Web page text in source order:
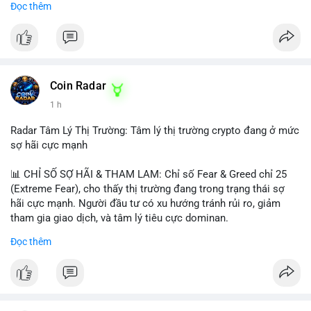
Lời khuyên ngắn gọn cho nhà đầu tư nhỏ lẻ:
Tránh hành động theo cảm xúc; hãy chờ xác nhận hướng đi của
khoản mỏng.
#theodoidongtien
#jpyc #cryptonews
$btc $eth
📰 Nguồn: CoinDesk
Đọc thêm
Coin Radar
1 h
Radar Tâm Lý Thị Trường: Tâm lý thị trường crypto đang ở mức
sợ hãi cực mạnh
📊 CHỈ SỐ SỢ HÃI & THAM LAM: Chỉ số Fear & Greed chỉ 25
(Extreme Fear), cho thấy thị trường đang trong trạng thái sợ
hãi cực mạnh. Người đầu tư có xu hướng tránh rủi ro, giảm
tham gia giao dịch, và tâm lý tiêu cực dominan.
📈 XU HƯỚNG TÌM KIẾM & THẢO LUẬN: Coin được tìm kiếm
(BTC), Sui (SUI), Pudgy Penguins (PENGU). Trên Google Trends
Đọc thêm